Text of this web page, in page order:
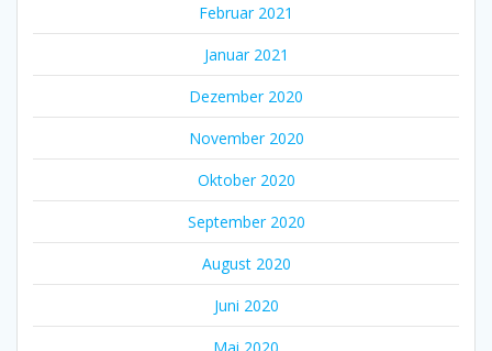
Februar 2021
Januar 2021
Dezember 2020
November 2020
Oktober 2020
September 2020
August 2020
Juni 2020